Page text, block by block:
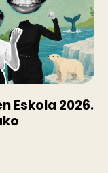
Eskola 2026.